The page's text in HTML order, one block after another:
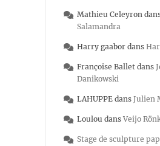
Mathieu Celeyron
Salamandra
Harry gaabor dans
Françoise Ballet dans
Danikowski
LAHUPPE dans Julien
Loulou dans Veijo
Stage de sculpture